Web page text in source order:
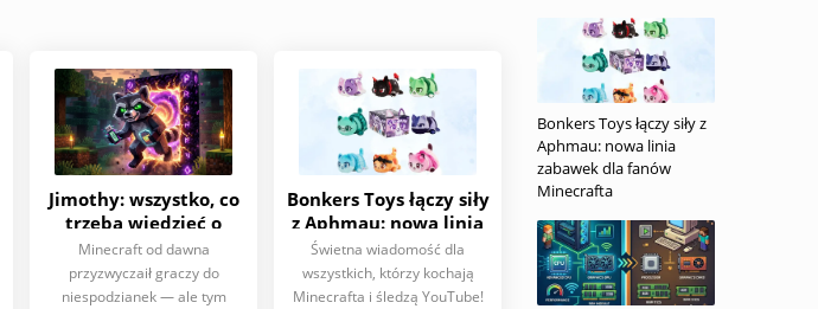
Jimothy: wszystko, co
trzeba wiedzieć o
wycieku szopa w
Minecraft
Minecraft od dawna
przyzwyczaił graczy do
niespodzianek — ale tym
Bonkers Toys łączy siły
z Aphmau: nowa linia
zabawek dla fanów
Minecrafta
Świetna wiadomość dla
wszystkich, którzy kochają
Minecrafta i śledzą YouTube!
Bonkers Toys łączy siły z
Aphmau: nowa linia
zabawek dla fanów
Minecrafta